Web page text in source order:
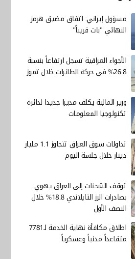
مسؤول إيراني: اتفاق مضيق هرمز
النهائي "بات قريباً"
الأجواء العراقية تسجل ارتفاعاً بنسبة
26.8% في حركة الطائرات خلال تموز
وزير المالية يكلف مديرا جديدا لدائرة
تكنولوجيا المعلومات
تداولات سوق العراق تتجاوز 1.1 مليار
دينار خلال جلسة اليوم
توقف الشحنات إلى العراق يهوي
بصادرات الرز التايلاندي 18.8% خلال
النصف الأول
اطلاق مكافأة نهاية الخدمة لـ7781
متقاعداً مدنياً وعسكرياً